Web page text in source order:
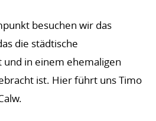
besuchen wir das
die städtische
und in einem ehemaligen
ist. Hier führt uns Timo